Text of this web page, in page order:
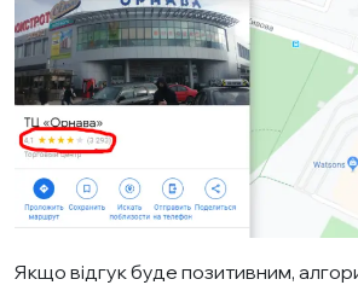
Якщо відгук буде позитивним,